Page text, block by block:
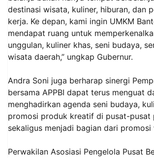
destinasi wisata, kuliner, hiburan, dan
kerja. Ke depan, kami ingin UMKM
mendapat ruang untuk
unggulan, kuliner khas, seni budaya,
wisata daerah,” ungkap Gubernur.
Andra Soni juga berharap sinergi
bersama APPBI dapat terus menguat
menghadirkan agenda seni budaya,
promosi produk kreatif di pusat-pusat
sekaligus menjadi bagian dari promosi
Perwakilan Asosiasi Pengelola Pusat